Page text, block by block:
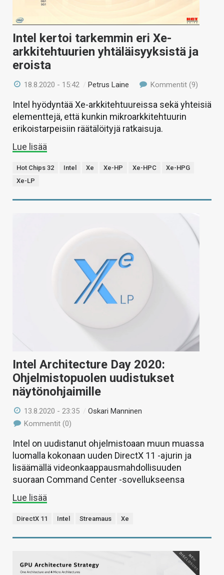
Intel kertoi tarkemmin eri Xe-
arkkitehtuurien yhtäläisyyksistä ja
eroista
18.8.2020 - 15:42 /Petrus Laine Kommentit (9)
Intel hyödyntää Xe-arkkitehtuureissa sekä yhteisiä
elementtejä, että kunkin mikroarkkitehtuurin
erikoistarpeisiin räätälöityjä ratkaisuja.
Lue lisää
Hot Chips 32 Intel Xe Xe-HP Xe-HPC
Xe-HPG
Xe-LP
Intel Architecture Day 2020:
Ohjelmistopuolen uudistukset
näytönohjaimille
13.8.2020 - 23:35 /Oskari Manninen
Kommentit (0)
Intel on uudistanut ohjelmistoaan muun muassa
luomalla kokonaan uuden DirectX 11 -ajurin ja
lisäämällä videonkaappausmahdollisuuden
suoraan Command Center -sovellukseensa
Lue lisää
DirectX 11 Intel Streamaus Xe